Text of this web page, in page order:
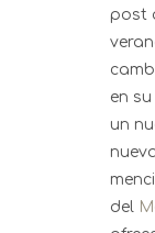
post
en
un
del